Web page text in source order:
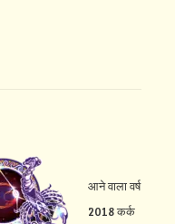
आने वाला वर्ष
2018 कर्क